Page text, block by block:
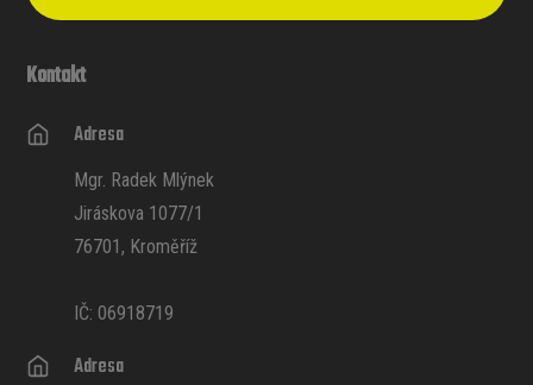
Kontakt
Adresa
Mgr. Radek Mlýnek
Jiráskova 1077/1
76701, Kroměříž
IČ: 06918719
Adresa